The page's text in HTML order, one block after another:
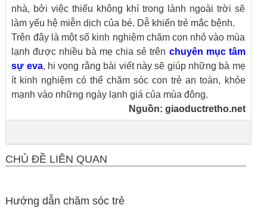
nhà, bởi việc thiếu không khí trong lành ngoài trời sẽ
làm yếu hệ miễn dịch của bé. Dễ khiến trẻ mắc bệnh.
Trên đây là một số kinh nghiệm chăm con nhỏ vào mùa
lạnh được nhiều bà mẹ chia sẻ trên chuyên mục tâm
sự eva, hi vọng rằng bài viết này sẽ giúp những bà mẹ
ít kinh nghiệm có thể chăm sóc con trẻ an toàn, khỏe
mạnh vào những ngày lạnh giá của mùa đông.
Nguồn: giaoductretho.net
CHỦ ĐỀ LIÊN QUAN
Hướng dẫn chăm sóc trẻ